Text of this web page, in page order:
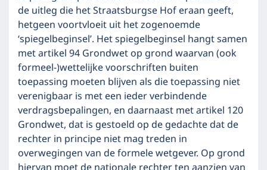
de uitleg die het Straatsburgse Hof eraan geeft,
hetgeen voortvloeit uit het zogenoemde
‘spiegelbeginsel’. Het spiegelbeginsel hangt samen
met artikel 94 Grondwet op grond waarvan (ook
formeel-)wettelijke voorschriften buiten
toepassing moeten blijven als die toepassing niet
verenigbaar is met een ieder verbindende
verdragsbepalingen, en daarnaast met artikel 120
Grondwet, dat is gestoeld op de gedachte dat de
rechter in principe niet mag treden in
overwegingen van de formele wetgever. Op grond